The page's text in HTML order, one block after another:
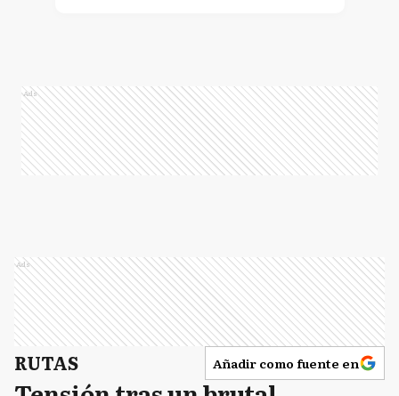
Ads
Ads
RUTAS Añadir como fuente en